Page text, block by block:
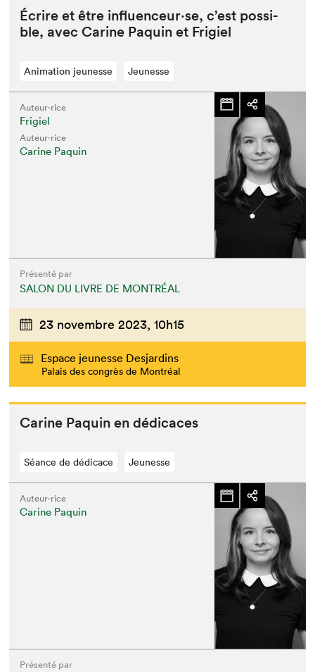
Écrire et être influenceur·se, c’est pos­si­
ble, avec Carine Paquin et Frigiel
Animation jeunesse Jeunesse
Auteur·rice
Frigiel
Auteur·rice
Carine Paquin
Présenté par
SALON DU LIVRE DE MONTRÉAL
23 novembre 2023, 10h15
Espace jeunesse Desjardins
Palais des congrès de Montréal
Carine Paquin en dédicaces
Séance de dédicace Jeunesse
Auteur·rice
Carine Paquin
Présenté par